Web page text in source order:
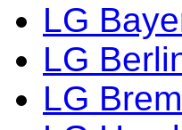
LG
LG
LG